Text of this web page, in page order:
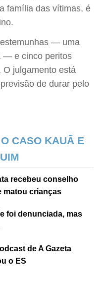
família das vítimas, é
— uma
— e cinco peritos
O julgamento está
de durar pelo
CASO KAUÃ E
recebeu conselho
matou crianças
foi denunciada, mas
de A Gazeta
o ES